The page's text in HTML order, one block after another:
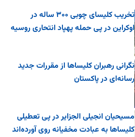
تخریب کلیسای چوبی ۳۰۰ ساله در
اوکراین در پی حمله پهپاد انتحاری روسیه
نگرانی رهبران کلیساها از مقررات جدید
رسانه‌ای در پاکستان
مسیحیان انجیلی الجزایر در پی تعطیلی
کلیساها به عبادت مخفیانه روی آورده‌اند